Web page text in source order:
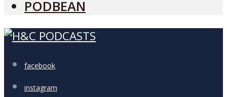
PODBEAN
facebook
instagram